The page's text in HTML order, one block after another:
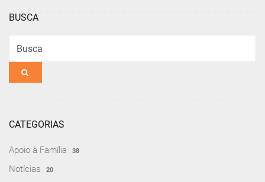
BUSCA
Busca
CATEGORIAS
Apoio à Família 38
Notícias 20